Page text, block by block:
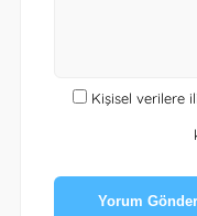
Kişisel verilere
Yorum Gönder